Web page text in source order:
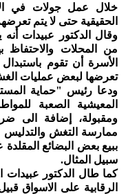
خلال عمل جولات في
الحقيقية حتى لا يتم
وقال الدكتور عبيدات
من المحلات والاحتفاظ
الأسرة أن تقوم
تعرضها لبعض عمليات
ودعا رئيس "حماية
المعيشية الصعبة
ومقبولة، إضافة الى
ممارسة التغش
ببيع بعض البضائع
سبيل المثال.
كما طال الدكتور عبيدات
الرقابية على الاسواق